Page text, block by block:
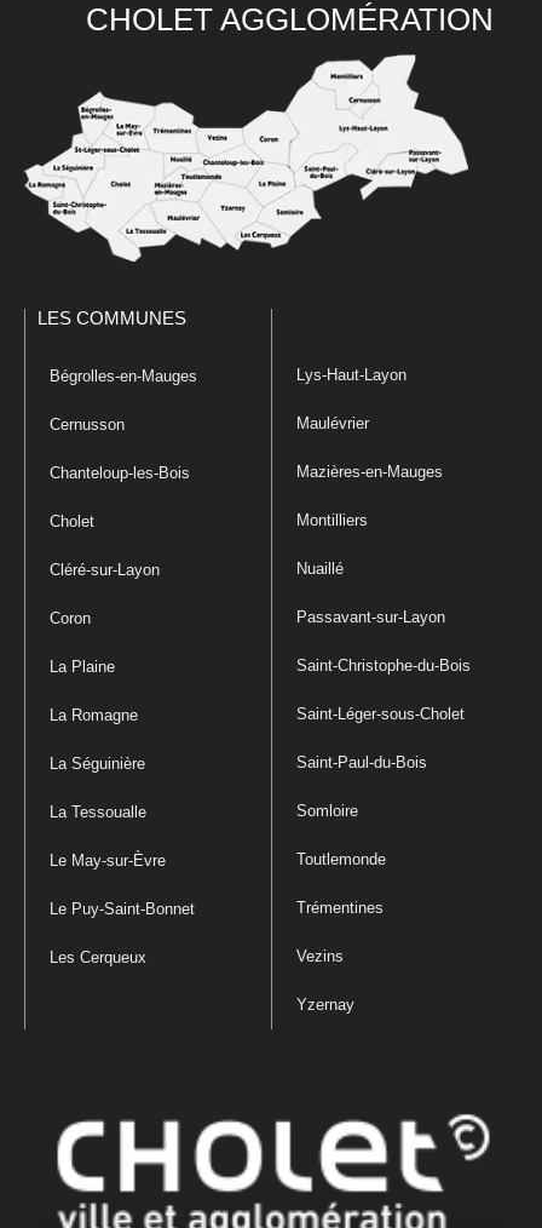
CHOLET AGGLOMÉRATION
LES COMMUNES
Bégrolles-en-Mauges
Cernusson
Chanteloup-les-Bois
Cholet
Cléré-sur-Layon
Coron
La Plaine
La Romagne
La Séguinière
La Tessoualle
Le May-sur-Èvre
Le Puy-Saint-Bonnet
Les Cerqueux
Lys-Haut-Layon
Maulévrier
Mazières-en-Mauges
Montilliers
Nuaillé
Passavant-sur-Layon
Saint-Christophe-du-Bois
Saint-Léger-sous-Cholet
Saint-Paul-du-Bois
Somloire
Toutlemonde
Trémentines
Vezins
Yzernay